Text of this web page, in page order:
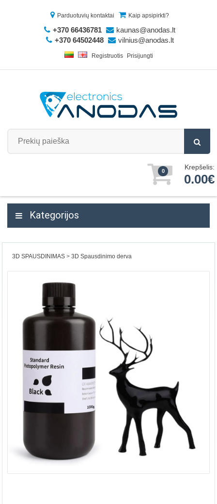
Parduotuvių kontaktai Kaip apsipirkti?
+370 66436781
kaunas@anodas.lt
+370 64502448
vilnius@anodas.lt
Registruotis Prisijungti
0 Krepšelis:
0.00€
Kategorijos
3D SPAUSDINIMAS 3D Spausdinimo derva